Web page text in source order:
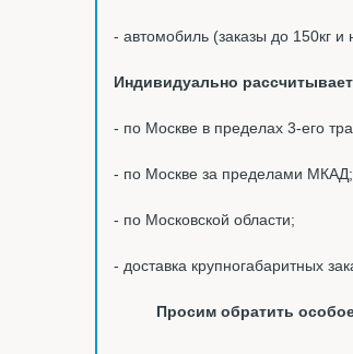
- автомобиль (заказы до 150кг
Индивидуально
- по Москве в пределах 3-его
- по Москве за пределами МКАД;
- по Московской области;
- доставка крупногабаритных
Просим обратить